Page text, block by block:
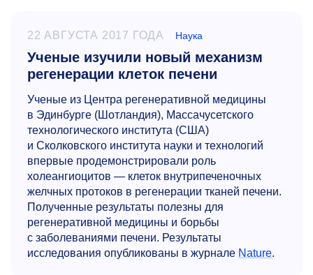
22 АВГУСТА 2017 ГОДА Наука
Ученые изучили новый механизм
регенерации клеток печени
Ученые из Центра регенеративной медицины
в Эдинбурге (Шотландия), Массачусетского
технологического института (США)
и Сколковского института науки и технологий
впервые продемонстрировали роль
холеангиоцитов — клеток внутрипеченочных
желчных протоков в регенерации тканей печени.
Полученные результаты полезны для
регенеративной медицины и борьбы
с заболеваниями печени. Результаты
исследования опубликованы в журнале Nature.